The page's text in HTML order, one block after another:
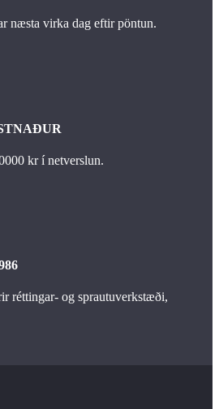
næsta virka dag eftir pöntun.
kr í netverslun.
réttingar- og sprautuverkstæði,